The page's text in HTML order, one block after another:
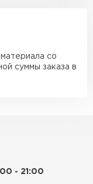
со
суммы заказа в
- 21:00